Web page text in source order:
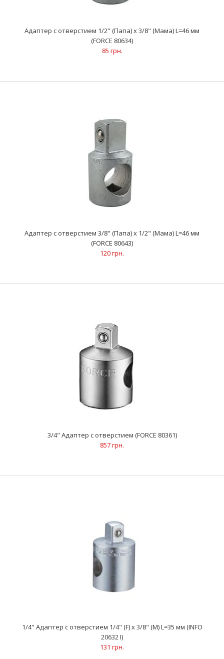
Адаптер с отверстием 1/2" (Папа) x 3/8" (Мама) L=46 мм (FORCE
80634)
85 грн.
..
Адаптер с отверстием 3/8" (Папа) x 1/2" (Мама) L=46 мм (FORCE
120 грн.
Адаптер с отверстием 1/2" (Папа) x 3/8" (Мама) L=46 мм
(FORCE 80634)
85 грн.
Адаптер с отверстием 3/8" (Папа) x 1/2" (Мама) L=46 мм
(FORCE 80643)
120 грн.
3/4" Адаптер с отверстием (FORCE 80361)
857 грн.
1/4" Адаптер с отверстием 1/4" (F) x 3/8" (M) L=35 мм (INFO
20632 I)
131 грн.